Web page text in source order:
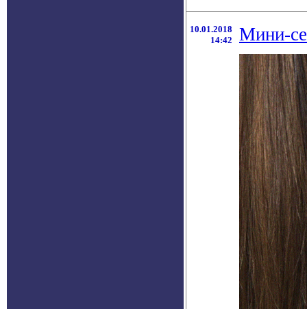
10.01.2018
14:42
Мини-